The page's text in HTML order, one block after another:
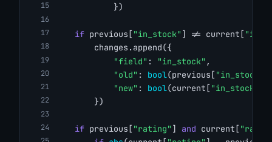
            })
if previous[ "in_stock" ] != current[
        changes.append({
"field" : "in_stock" ,
"old" : bool(previous[ "in_stock"
"new" : bool(current[ "in_stock"
        })
if previous[ "rating" ] and current[